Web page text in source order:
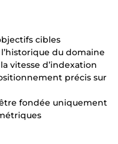
cibles
du domaine
vitesse d’indexation
précis sur
fondée uniquement